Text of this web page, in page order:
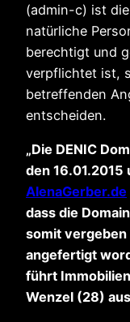
(admin-c) ist
natürliche
berechtigt und
verpflichtet ist,
betreffenden
entscheiden.
„Die DENIC
den 16.01.2015
AlenaGerber.de
dass die
somit
angefertigt
führt
Wenzel (28)